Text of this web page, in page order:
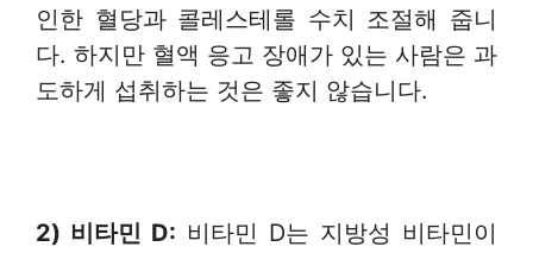
인한 혈당과 콜레스테롤 수치 조절해 줍니
다. 하지만 혈액 응고 장애가 있는 사람은 과
도하게 섭취하는 것은 좋지 않습니다.
2) 비타민 D: 비타민 D는 지방성 비타민이